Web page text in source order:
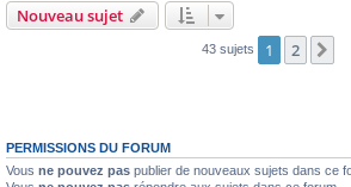
Nouveau sujet
43 sujets 1 2
PERMISSIONS DU FORUM
Vous ne pouvez pas publier de nouveaux sujets dans ce